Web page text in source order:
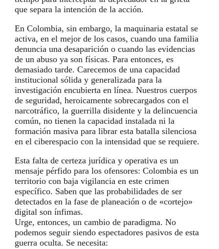
que separa la intención de la acción.
En Colombia, sin embargo, la maquinaria estatal se
activa, en el mejor de los casos, cuando una familia
denuncia una desaparición o cuando las evidencias
de un abuso ya son físicas. Para entonces, es
demasiado tarde. Carecemos de una capacidad
institucional sólida y generalizada para la
investigación encubierta en línea. Nuestros cuerpos
de seguridad, heroicamente sobrecargados con el
narcotráfico, la guerrilla disidente y la delincuencia
común, no tienen la capacidad instalada ni la
formación masiva para librar esta batalla silenciosa
en el ciberespacio con la intensidad que se requiere.
Esta falta de certeza jurídica y operativa es un
mensaje pérfido para los ofensores: Colombia es un
territorio con baja vigilancia en este crimen
específico. Saben que las probabilidades de ser
detectados en la fase de planeación o de «cortejo»
digital son ínfimas.
Urge, entonces, un cambio de paradigma. No
podemos seguir siendo espectadores pasivos de esta
guerra oculta. Se necesita: